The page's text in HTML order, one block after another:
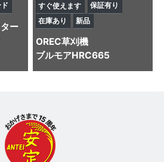
ー
すぐ使えます
保証有り
在庫あり
新品
OREC草刈機
ブルモアHRC665